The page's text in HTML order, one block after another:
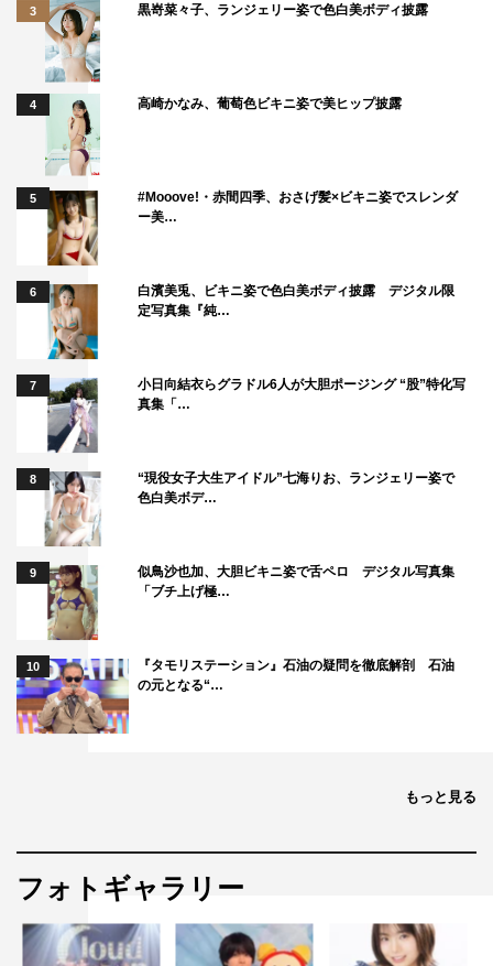
ときは芸人さんの出番が1組10分だったんですけど、1組1
組、同じ10分でも時間の使い方が全然違っていて、醸し出
す空気感も全く違うんです。あらためて、芸人さんって特
別な力を持っているんだなと感じました。今回も、6分の
漫才の時間の使い方だったり、ベテランならではの空気感
の作り方だったり、芸人さんのすごさを間近で見てみたい
と思っています。
◆今大会の注目ポイント
今年のファイナリストの方々のプロフィールを拝見した
ら、皆さん、ほぼ自分と同世代の方ばかりなんですよね。
自分はプロ野球選手として18年間活動して、ちょうど40
歳で現役を引退したんですけど、引退したばかりの頃
は、“次の人生に向かうきっかけが欲しいな”なんて思うこ
ともよくあって。芸歴16年以上のファイナリストのみなさ
んにとって、この大会が第二の人生に向かって新たなスタ
ートを切るきっかけになったらいいなと思いますし、そん
な瞬間に自分が立ち会えるとしたら、非常に光栄なことだ
と思います。
◆『THE SECOND』の魅力
やはり、“1対1の勝負”が繰り広げられるところが、『THE
SECOND』の一番の醍醐味なのかなと。先攻か後攻かに
よっても、対戦相手との相性によっても、見えない部分で
ん経験豊富な芸人さんなので、用意したネタをそのままや
いろんなことを感じながら戦っていらっしゃると思うんで
す。われわれ観客にとっても、いろんな楽しみ方ができ
3 黒嵜菜々子、ランジェリー姿で色白美ボディ披露
4 高崎かなみ、葡萄色ビキニ姿で美ヒップ披露
5
#Mooove!・赤間四季、おさげ髪×ビキニ姿でスレンダ
ー美…
6
白濱美兎、ビキニ姿で色白美ボディ披露 デジタル限
定写真集『純…
7
小日向結衣らグラドル6人が大胆ポージング “股”特化写
真集「…
8
“現役女子大生アイドル”七海りお、ランジェリー姿で
色白美ボデ…
9
似鳥沙也加、大胆ビキニ姿で舌ペロ デジタル写真集
「ブチ上げ極…
10
『タモリステーション』石油の疑問を徹底解剖 石油
の元となる“…
もっと見る
フォトギャラリー